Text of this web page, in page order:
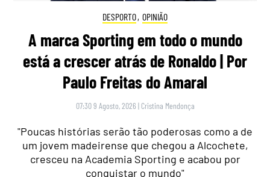
DESPORTO, OPINIÃO
A marca Sporting em todo o mundo
está a crescer atrás de Ronaldo | Por
Paulo Freitas do Amaral
07:30 9 Agosto, 2026 | Cristina Mendonça
"Poucas histórias serão tão poderosas como a de
um jovem madeirense que chegou a Alcochete,
cresceu na Academia Sporting e acabou por
conquistar o mundo"